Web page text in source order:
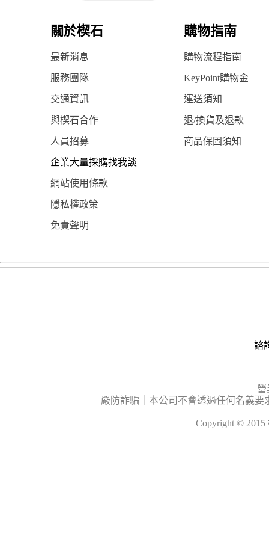
關於楔石 購物指南
最新消息 購物流程指南
服務團隊 KeyPoint購物金
交通資訊 運送須知
與楔石合作 退/換貨及退款
人員招募 商品保固須知
企業大量採購找我談
網站使用條款
隱私權政策
免責聲明
諮
營
嚴防詐騙｜本公司不會透過任何名義
Copyright ©